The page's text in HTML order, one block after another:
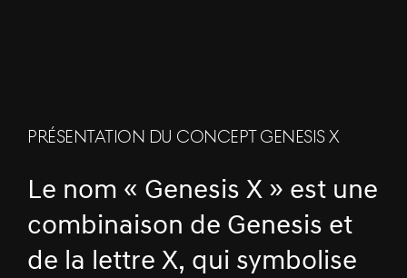
PRÉSENTATION DU CONCEPT GENESIS X
Le nom « Genesis X » est une
combinaison de Genesis et
de la lettre X, qui symbolise